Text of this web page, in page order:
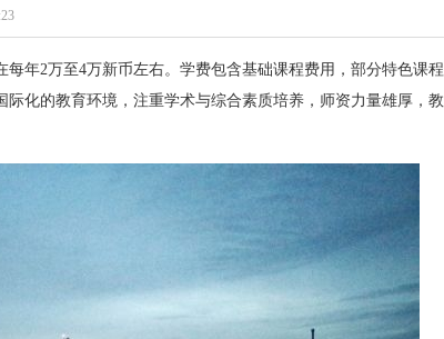
每年2万至4万新币左右。学费包含基础课程费用，部分特色课程
化的教育环境，注重学术与综合素质培养，师资力量雄厚，教